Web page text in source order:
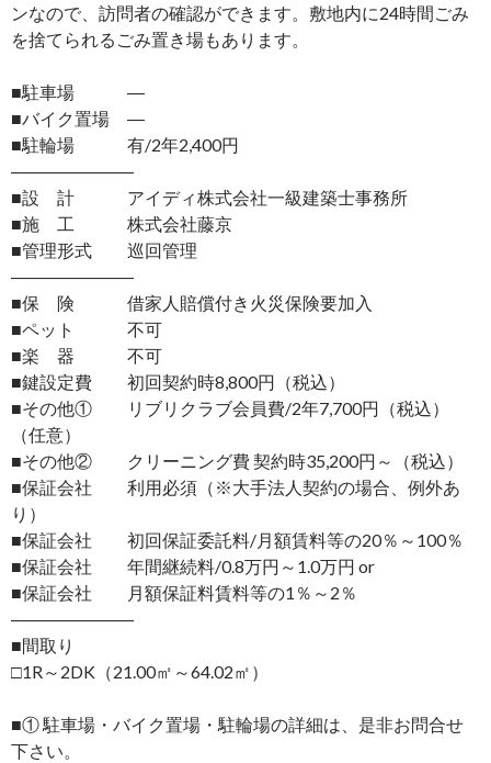
ンなので、訪問者の確認ができます。敷地内に24時間ごみ
を捨てられるごみ置き場もあります。
■駐車場 ―
■バイク置場 ―
■駐輪場 有/2年2,400円
―――――――
■設 計 アイディ株式会社一級建築士事務所
■施 工 株式会社藤京
■管理形式 巡回管理
―――――――
■保 険 借家人賠償付き火災保険要加入
■ペット 不可
■楽 器 不可
■鍵設定費 初回契約時8,800円（税込）
■その他① リブリクラブ会員費/2年7,700円（税込）
（任意）
■その他② クリーニング費 契約時35,200円～（税込）
■保証会社 利用必須（※大手法人契約の場合、例外あ
り）
■保証会社 初回保証委託料/月額賃料等の20％～100％
■保証会社 年間継続料/0.8万円～1.0万円 or
■保証会社 月額保証料賃料等の1％～2％
―――――――
■間取り
□1R～2DK（21.00㎡～64.02㎡）
■① 駐車場・バイク置場・駐輪場の詳細は、是非お問合せ
下さい。